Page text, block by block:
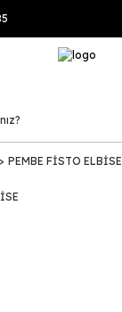
PEMBE FİSTO ELBİSE